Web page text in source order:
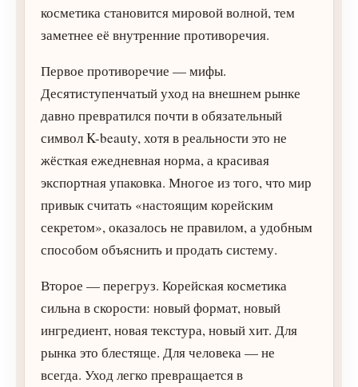
косметика становится мировой волной, тем
заметнее её внутренние противоречия.
Первое противоречие — мифы.
Десятиступенчатый уход на внешнем рынке
давно превратился почти в обязательный
символ K-beauty, хотя в реальности это не
жёсткая ежедневная норма, а красивая
экспортная упаковка. Многое из того, что мир
привык считать «настоящим корейским
секретом», оказалось не правилом, а удобным
способом объяснить и продать систему.
Второе — перегруз. Корейская косметика
сильна в скорости: новый формат, новый
ингредиент, новая текстура, новый хит. Для
рынка это блестяще. Для человека — не
всегда. Уход легко превращается в